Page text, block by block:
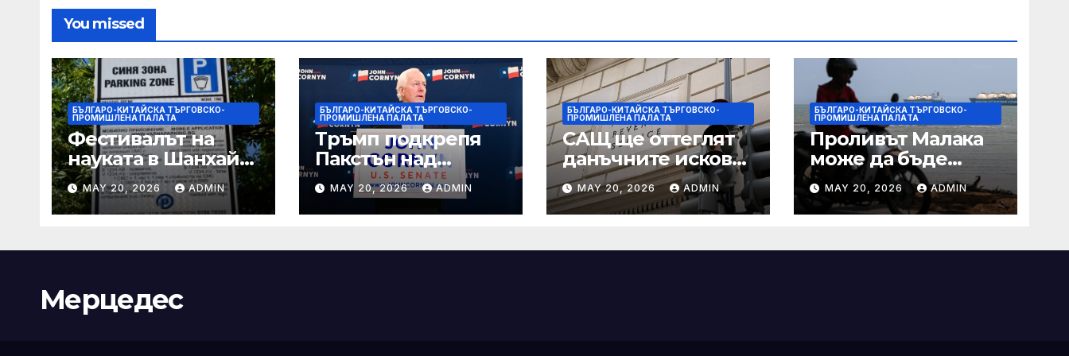
You missed
БЪЛГАРО-КИТАЙСКА ТЪРГОВСКО-
ПРОМИШЛЕНА ПАЛAТА
Фестивалът на
науката в Шанхай
2026 обещава
вълнуващи
научно-
иновации
MAY 20, 2026 ADMIN
БЪЛГАРО-КИТАЙСКА ТЪРГОВСКО-
ПРОМИШЛЕНА ПАЛAТА
Тръмп подкрепя
Пакстън над
Корнин за сенатор
от Тексас в
шокираща
MAY 20, 2026 ADMIN
БЪЛГАРО-КИТАЙСКА ТЪРГОВСКО-
ПРОМИШЛЕНА ПАЛAТА
САЩ ще оттеглят
данъчните искове
срещу Тръмп
„завинаги“ в
сделката за
MAY 20, 2026 ADMIN
БЪЛГАРО-КИТАЙСКА ТЪРГОВСКО-
ПРОМИШЛЕНА ПАЛAТА
Проливът Малака
може да бъде
следващата точка,
ако Азия не
внимава
MAY 20, 2026 ADMIN
Мерцедес